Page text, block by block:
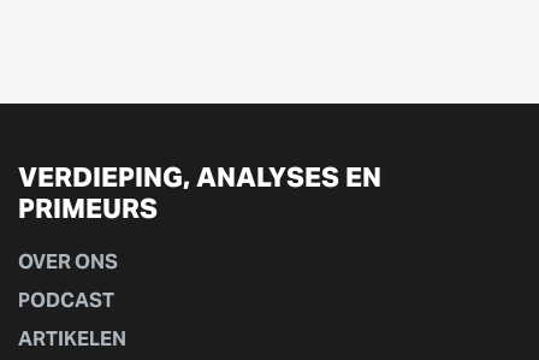
VERDIEPING, ANALYSES EN
PRIMEURS
OVER ONS
PODCAST
ARTIKELEN